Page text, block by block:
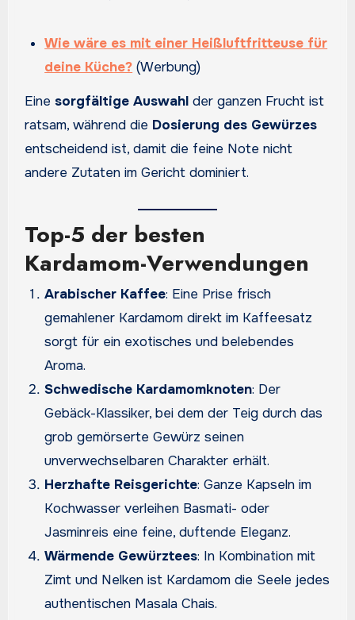
Wie wäre es mit einer Heißluftfritteuse für
deine Küche? (Werbung)
Eine sorgfältige Auswahlder ganzen Frucht ist
ratsam, während die Dosierung des Gewürzes
entscheidend ist, damit die feine Note nicht
andere Zutaten im Gericht dominiert.
Top-5 der besten
Kardamom-Verwendungen
Arabischer Kaffee: Eine Prise frisch
gemahlener Kardamom direkt im Kaffeesatz
sorgt für ein exotisches und belebendes
Aroma.
Schwedische Kardamomknoten: Der
Gebäck-Klassiker, bei dem der Teig durch das
grob gemörserte Gewürz seinen
unverwechselbaren Charakter erhält.
Herzhafte Reisgerichte: Ganze Kapseln im
Kochwasser verleihen Basmati- oder
Jasminreis eine feine, duftende Eleganz.
Wärmende Gewürztees: In Kombination mit
Zimt und Nelken ist Kardamom die Seele jedes
authentischen Masala Chais.